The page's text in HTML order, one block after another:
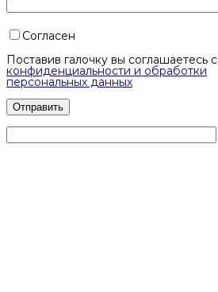
Согласен
Поставив галочку вы соглашаетесь с
конфиденциальности и обработки
персональных данных